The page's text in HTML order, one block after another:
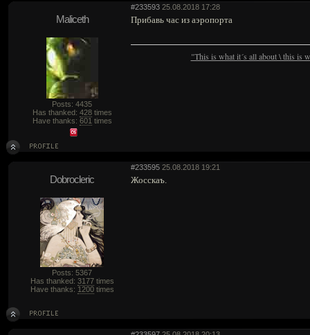
#233593 25.08.2018 17:28
Maliceth
Posts: 4435
Has thanked: 428times
Have thanks: 601 times
Прибавь час из аэропорта
"This is what it´s all about \ this is
#233595 25.08.2018 19:21
Dobrocleric
Posts: 5367
Has thanked: 3177times
Have thanks: 1200times
Жосскаъ.